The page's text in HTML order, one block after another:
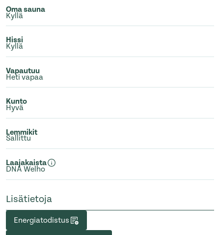
Oma sauna
Kyllä
Hissi
Kyllä
Vapautuu
Heti vapaa
Kunto
Hyvä
Lemmikit
Sallittu
Laajakaista
DNA Welho
Lisätietoja
Energiatodistus